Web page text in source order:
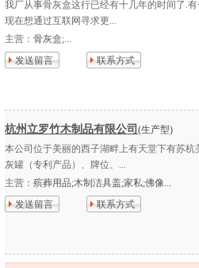
我厂从事骨灰盒这行已经有十几年的时间了.
现在想通过互联网寻求更...
主营： 骨灰盒;...
发送留言
联系方式
杭州立罗竹木制品有限公司 (生产型)
本公司位于美丽的西子湖畔上有天堂下有苏
灰罐（专利产品）、牌位、...
主营： 殡葬用品;木制洁具盖;家私;佛像...
发送留言
联系方式